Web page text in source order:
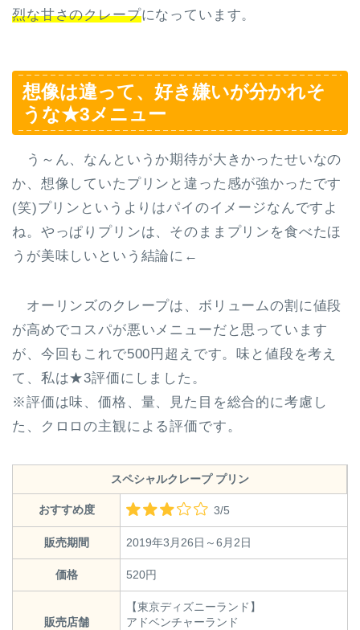
烈な甘さのクレープになっています。
想像は違って、好き嫌いが分かれそ
うな★3メニュー
う～ん、なんというか期待が大きかったせいなの
か、想像していたプリンと違った感が強かったです
(笑)プリンというよりはパイのイメージなんですよ
ね。やっぱりプリンは、そのままプリンを食べたほ
うが美味しいという結論に←
オーリンズのクレープは、ボリュームの割に値段
が高めでコスパが悪いメニューだと思っています
が、今回もこれで500円超えです。味と値段を考え
て、私は★3評価にしました。
※評価は味、価格、量、見た目を総合的に考慮し
た、クロロの主観による評価です。
スペシャルクレープ プリン
おすすめ度 3/5
販売期間 2019年3月26日～6月2日
価格 520円
販売店舗
【東京ディズニーランド】
アドベンチャーランド